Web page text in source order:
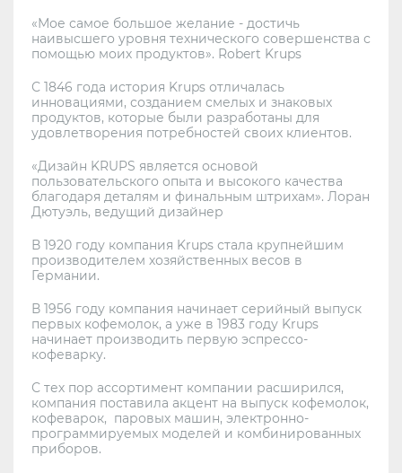
«Мое самое большое желание - достичь
наивысшего уровня технического совершенства с
помощью моих продуктов». Robert Krups
С 1846 года история Krups отличалась
инновациями, созданием смелых и знаковых
продуктов, которые были разработаны для
удовлетворения потребностей своих клиентов.
«Дизайн KRUPS является основой
пользовательского опыта и высокого качества
благодаря деталям и финальным штрихам». Лоран
Дютуэль, ведущий дизайнер
В 1920 году компания Krups стала крупнейшим
производителем хозяйственных весов в
Германии.
В 1956 году компания начинает серийный выпуск
первых кофемолок, а уже в 1983 году Krups
начинает производить первую эспрессо-
кофеварку.
С тех пор ассортимент компании расширился,
компания поставила акцент на выпуск кофемолок,
кофеварок, паровых машин, электронно-
программируемых моделей и комбинированных
приборов.